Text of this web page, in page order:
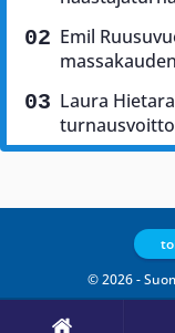
Emil
Laura
© 2026 -